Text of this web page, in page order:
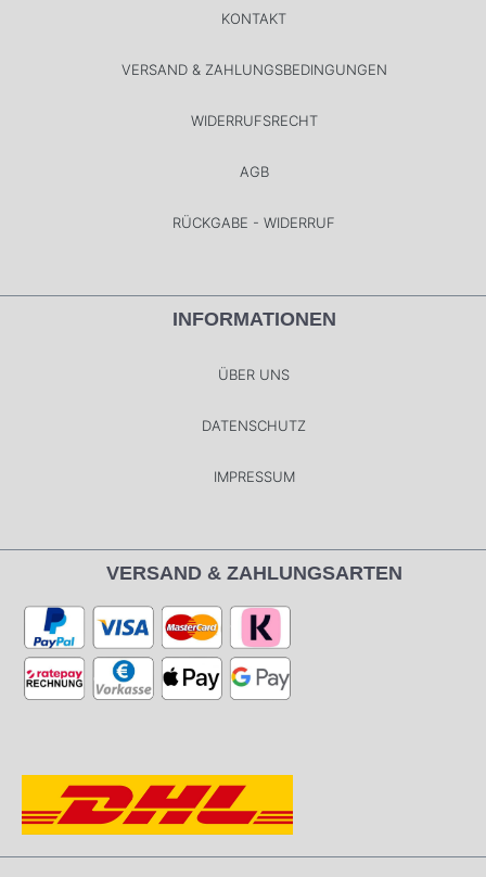
KONTAKT
VERSAND & ZAHLUNGSBEDINGUNGEN
WIDERRUFSRECHT
AGB
RÜCKGABE - WIDERRUF
INFORMATIONEN
ÜBER UNS
DATENSCHUTZ
IMPRESSUM
VERSAND & ZAHLUNGSARTEN